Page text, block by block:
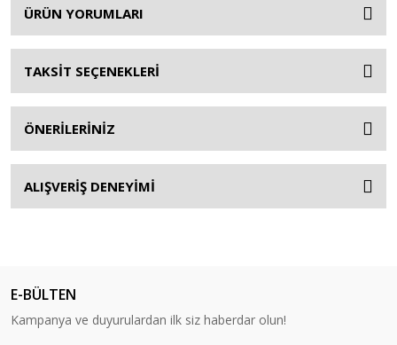
ÜRÜN YORUMLARI
TAKSİT SEÇENEKLERİ
ÖNERİLERİNİZ
ALIŞVERİŞ DENEYİMİ
E-BÜLTEN
Kampanya ve duyurulardan ilk siz haberdar olun!